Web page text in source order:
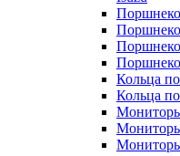
Кольца
Кольца